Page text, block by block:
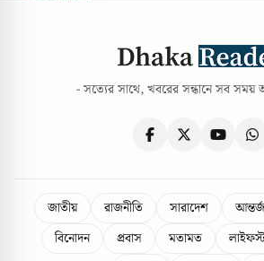
- সত্যের সাথে, খবরের সন্ধানে সব সময়
জাতীয় রাজনীতি সারাদেশ
বিনোদন
প্রবাস মতামত